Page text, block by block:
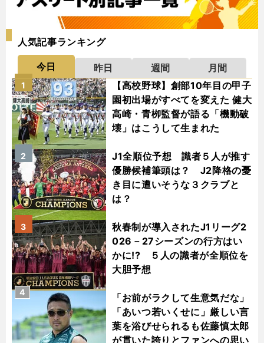
人気記事ランキング
今日 昨日 週間
月間
【高校野球】創部10年目の甲子
園初出場がすべてを変えた 健大
高崎・青栁監督が語る「機動破
壊」はこうして生まれた
1
J1全順位予想 識者５人が推す
優勝候補筆頭は？ J2降格の憂
き目に遭いそうな３クラブと
は？
2
秋春制が導入されたJ1リーグ2
026－27シーズンの行方はい
かに!? ５人の識者が全順位を
大胆予想
3
「お前がラクして生意気だな」
「あいつ若いくせに」厳しい言
葉を浴びせられるも佐藤慎太郎
が貫いた誇りとファンへの思い
4